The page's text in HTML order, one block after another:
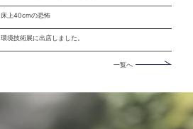
床上40cmの恐怖
環境技術展に出店しました。
一覧へ